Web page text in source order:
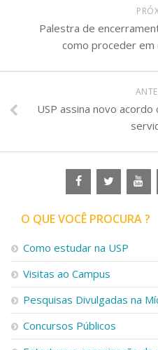
Palestra de
como proceder em
USP assina novo
O QUE VOCÊ PROCURA ?
Como estudar na USP
Visitas ao Campus
Pesquisas Divulgadas na
Concursos Públicos